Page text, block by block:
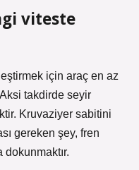
viteste
için araç en az
Aksi takdirde seyir
Kruvaziyer sabitini
gereken şey, fren
dokunmaktır.